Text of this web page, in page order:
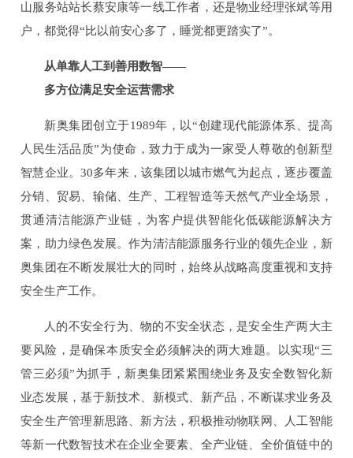
山服务站站长蔡安康等一线工作者，还是物业经理张斌等用
户，都觉得“比以前安心多了，睡觉都更踏实了”。
从单靠人工到善用数智——
多方位满足安全运营需求
新奥集团创立于1989年，以“创建现代能源体系、提高
人民生活品质”为使命，致力于成为一家受人尊敬的创新型
智慧企业。30多年来，该集团以城市燃气为起点，逐步覆盖
分销、贸易、输储、生产、工程智造等天然气产业全场景，
贯通清洁能源产业链，为客户提供智能化低碳能源解决方
案，助力绿色发展。作为清洁能源服务行业的领先企业，新
奥集团在不断发展壮大的同时，始终从战略高度重视和支持
安全生产工作。
人的不安全行为、物的不安全状态，是安全生产两大主
要风险，是确保本质安全必须解决的两大难题。以实现“三
管三必须”为抓手，新奥集团紧紧围绕业务及安全数智化新
业态发展，基于新技术、新模式、新产品，不断谋求业务及
安全生产管理新思路、新方法，积极推动物联网、人工智能
等新一代数智技术在企业全要素、全产业链、全价值链中的